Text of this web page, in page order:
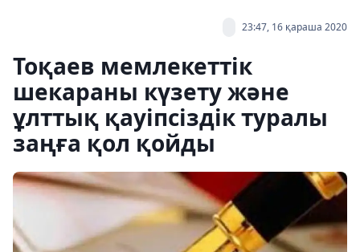
23:47, 16 қараша 2020
Тоқаев мемлекеттік
шекараны күзету және
ұлттық қауіпсіздік туралы
заңға қол қойды